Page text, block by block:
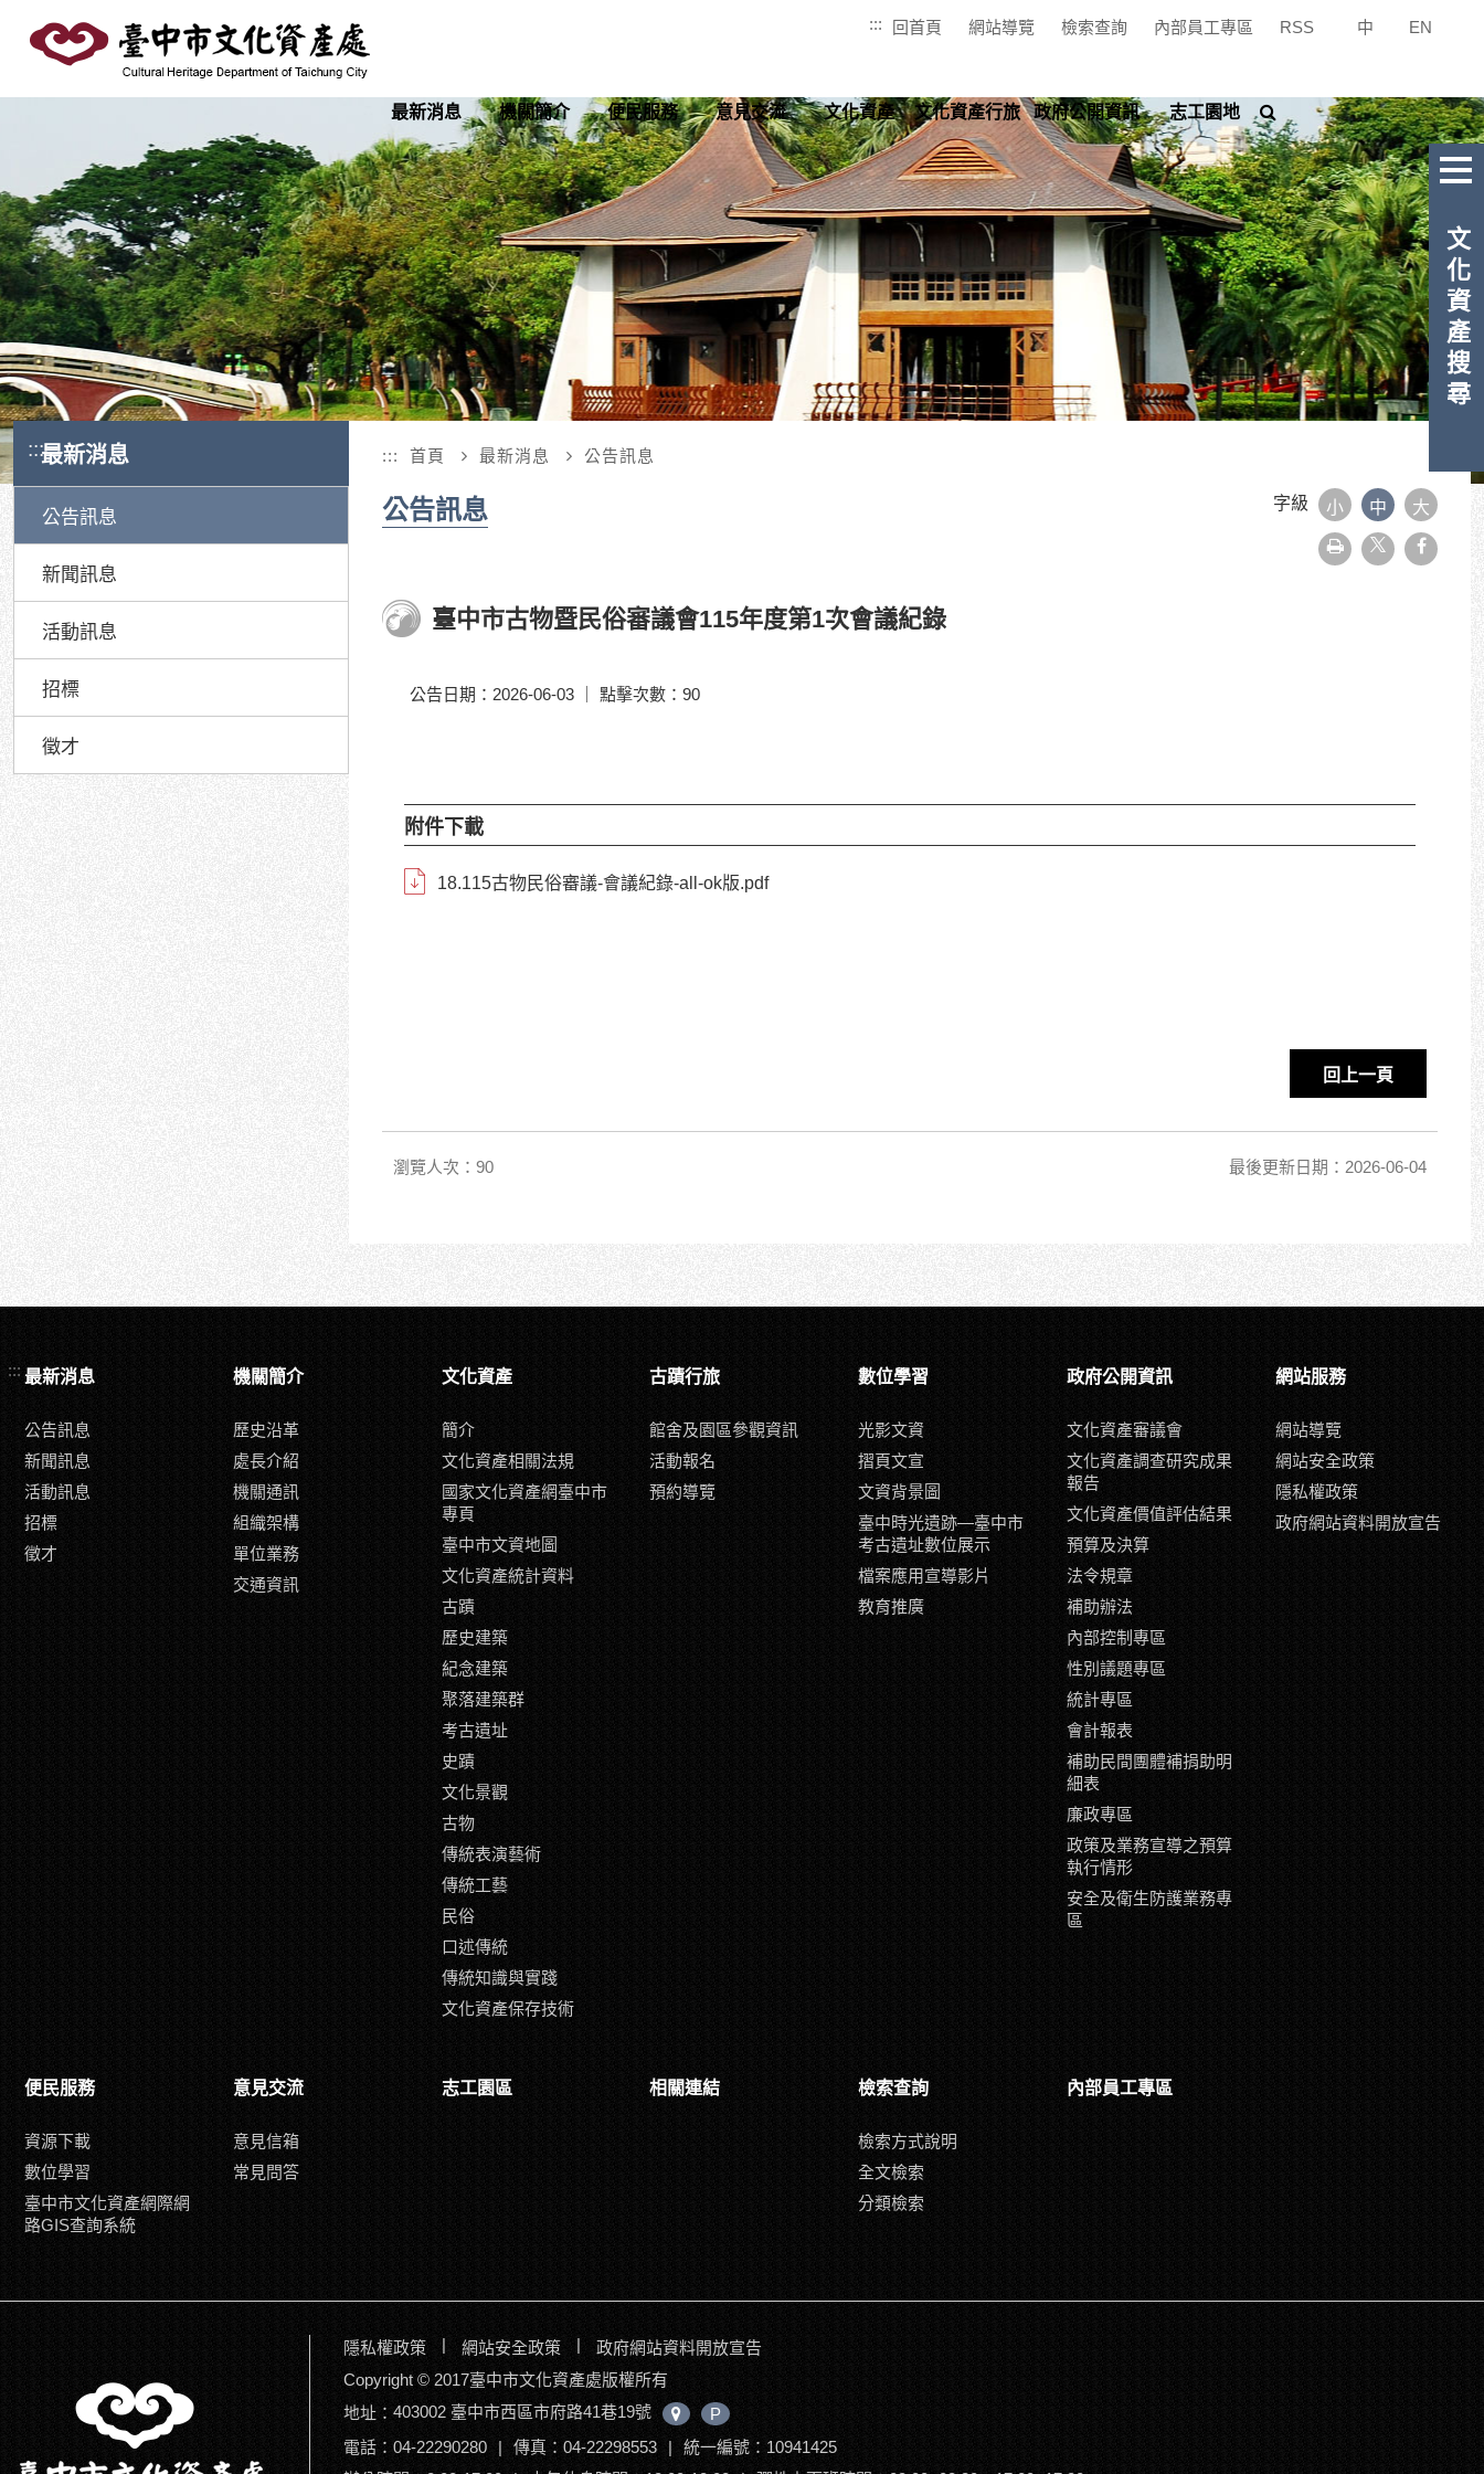
要
塊
::: 回首頁 網站導覽 檢索查詢 內部員工專區 RSS 中 EN
最新消息 機關簡介 便民服務 意見交流 文化資產 文化資產行旅 政府公開資訊 志工園地
尋
:::最新消息
公告訊息
新聞訊息
活動訊息
招標
徵才
::: 首頁 最新消息 公告訊息
公告訊息 字級 小 中 大
友
善
臺中市古物暨民俗審議會115年度第1次會議紀錄
公告日期：2026-06-03 ｜ 點擊次數：90
附件下載
18.115古物民俗審議-會議紀錄-all-ok版.pdf
回上一頁
瀏覽人次：90 最後更新日期：2026-06-04
::: 最新消息
公告訊息
新聞訊息
活動訊息
招標
徵才
機關簡介
歷史沿革
處長介紹
機關通訊
組織架構
單位業務
交通資訊
文化資產
簡介
文化資產相關法規
國家文化資產網臺中市
專頁
臺中市文資地圖
文化資產統計資料
古蹟
歷史建築
紀念建築
聚落建築群
考古遺址
史蹟
文化景觀
古物
傳統表演藝術
傳統工藝
民俗
口述傳統
傳統知識與實踐
文化資產保存技術
古蹟行旅
館舍及園區參觀資訊
活動報名
預約導覽
數位學習
光影文資
摺頁文宣
文資背景圖
臺中時光遺跡—臺中市
考古遺址數位展示
檔案應用宣導影片
教育推廣
政府公開資訊
文化資產審議會
文化資產調查研究成果
報告
文化資產價值評估結果
預算及決算
法令規章
補助辦法
內部控制專區
性別議題專區
統計專區
會計報表
補助民間團體補捐助明
細表
廉政專區
政策及業務宣導之預算
執行情形
安全及衛生防護業務專
區
網站服務
網站導覽
網站安全政策
隱私權政策
政府網站資料開放宣告
便民服務
資源下載
數位學習
臺中市文化資產網際網
路GIS查詢系統
意見交流
意見信箱
常見問答
志工園區 相關連結 檢索查詢
檢索方式說明
全文檢索
分類檢索
內部員工專區
隱私權政策 網站安全政策
政府網站資料開放宣告
Copyright © 2017臺中市文化資產處版權所有
地址： 403002 臺中市西區市府路41巷19號
中
心
位
P
電話：04-22290280
| 傳真：04-22298553 |
統一編號：10941425
文化資產搜尋